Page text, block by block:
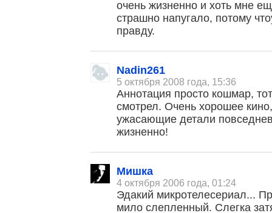
очень жизненно и хоть мне
страшно напугало, потому
правду.
Nadin261
5 октября 2008 года, 15:36
Аннотация просто кошмар,
смотрел. Очень хорошее
ужасающие детали
жизненно!
Мишка
4 октября 2006 года, 01:24
Эдакий микротелесериал...
мило слепленный. Слегка